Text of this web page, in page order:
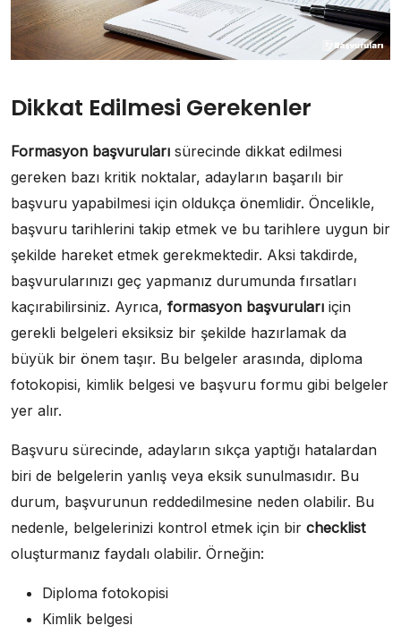
Dikkat Edilmesi Gerekenler
Formasyon başvuruları sürecinde dikkat edilmesi
gereken bazı kritik noktalar, adayların başarılı bir
başvuru yapabilmesi için oldukça önemlidir. Öncelikle,
başvuru tarihlerini takip etmek ve bu tarihlere uygun bir
şekilde hareket etmek gerekmektedir. Aksi takdirde,
başvurularınızı geç yapmanız durumunda fırsatları
kaçırabilirsiniz. Ayrıca, formasyon başvuruları için
gerekli belgeleri eksiksiz bir şekilde hazırlamak da
büyük bir önem taşır. Bu belgeler arasında, diploma
fotokopisi, kimlik belgesi ve başvuru formu gibi belgeler
yer alır.
Başvuru sürecinde, adayların sıkça yaptığı hatalardan
biri de belgelerin yanlış veya eksik sunulmasıdır. Bu
durum, başvurunun reddedilmesine neden olabilir. Bu
nedenle, belgelerinizi kontrol etmek için bir checklist
oluşturmanız faydalı olabilir. Örneğin:
Diploma fotokopisi
Kimlik belgesi